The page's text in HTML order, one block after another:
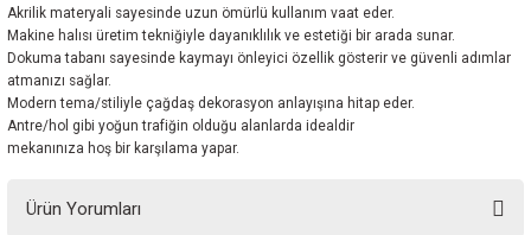
Akrilik materyali sayesinde uzun ömürlü kullanım vaat eder.
Makine halısı üretim tekniğiyle dayanıklılık ve estetiği bir arada sunar.
Dokuma tabanı sayesinde kaymayı önleyici özellik gösterir ve güvenli adımlar
atmanızı sağlar.
Modern tema/stiliyle çağdaş dekorasyon anlayışına hitap eder.
Antre/hol gibi yoğun trafiğin olduğu alanlarda idealdir
mekanınıza hoş bir karşılama yapar.
Ürün Yorumları